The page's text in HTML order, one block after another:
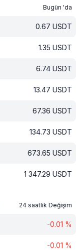
Bugün 'da
0.67 USDT
1.35 USDT
6.74 USDT
13.47 USDT
67.36 USDT
134.73 USDT
673.65 USDT
1 347.29 USDT
24 saatlik Değişim
-0.01 %
-0.01 %